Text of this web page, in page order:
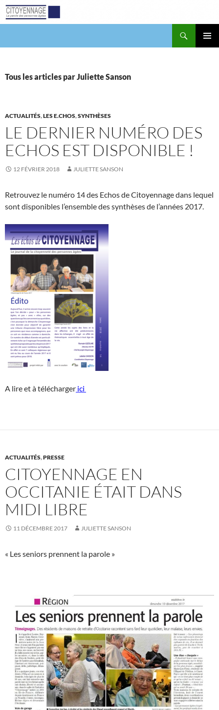
Aller
au
Tous les articles par Juliette Sanson
ACTUALITÉS,LES E.CHOS,SYNTHÈSES
LE DERNIER NUMÉRO DES
ECHOS EST DISPONIBLE !
12 FÉVRIER 2018 JULIETTE SANSON
Retrouvez le numéro 14 des Echos de Citoyennage dans lequel
sont disponibles l’ensemble des synthèses de l’années 2017.
A lire et à télécharger ici
ACTUALITÉS,PRESSE
CITOYENNAGE EN
OCCITANIE ÉTAIT DANS
MIDI LIBRE
11 DÉCEMBRE 2017 JULIETTE SANSON
« Les seniors prennent la parole »